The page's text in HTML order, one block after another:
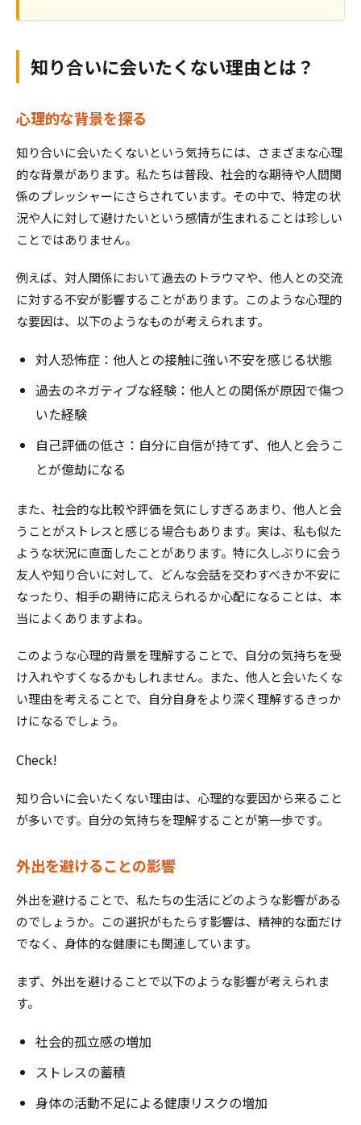
知り合いに会いたくない理由とは？
心理的な背景を探る
知り合いに会いたくないという気持ちには、さまざまな心理
的な背景があります。私たちは普段、社会的な期待や人間関
係のプレッシャーにさらされています。その中で、特定の状
況や人に対して避けたいという感情が生まれることは珍しい
ことではありません。
例えば、対人関係において過去のトラウマや、他人との交流
に対する不安が影響することがあります。このような心理的
な要因は、以下のようなものが考えられます。
対人恐怖症：他人との接触に強い不安を感じる状態
過去のネガティブな経験：他人との関係が原因で傷つ
いた経験
自己評価の低さ：自分に自信が持てず、他人と会うこ
とが億劫になる
また、社会的な比較や評価を気にしすぎるあまり、他人と会
うことがストレスと感じる場合もあります。実は、私も似た
ような状況に直面したことがあります。特に久しぶりに会う
友人や知り合いに対して、どんな会話を交わすべきか不安に
なったり、相手の期待に応えられるか心配になることは、本
当によくありますよね。
このような心理的背景を理解することで、自分の気持ちを受
け入れやすくなるかもしれません。また、他人と会いたくな
い理由を考えることで、自分自身をより深く理解するきっか
けになるでしょう。
Check!
知り合いに会いたくない理由は、心理的な要因から来ること
が多いです。自分の気持ちを理解することが第一歩です。
外出を避けることの影響
外出を避けることで、私たちの生活にどのような影響がある
のでしょうか。この選択がもたらす影響は、精神的な面だけ
でなく、身体的な健康にも関連しています。
まず、外出を避けることで以下のような影響が考えられま
す。
社会的孤立感の増加
ストレスの蓄積
身体の活動不足による健康リスクの増加